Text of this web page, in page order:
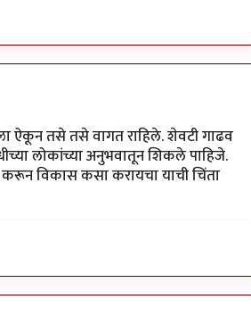
ऐकून तसे तसे वागत राहिले. शेवटी गाढव
लोकांच्या अनुभवातून शिकले पाहिजे.
करून विकास कसा करायचा याची चिंता